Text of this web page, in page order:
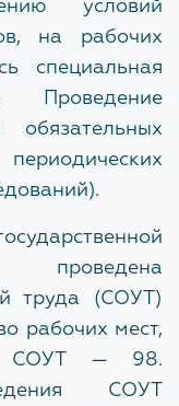
условий
на рабочих
специальная
Проведение
проведена
труда (СОУТ)
рабочих мест,
СОУТ — 98.
СОУТ